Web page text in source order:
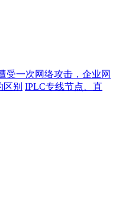
受一次网络攻击，企业网
别 IPLC专线节点、直